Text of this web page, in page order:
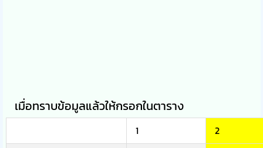
เมื่อทราบข้อมูลแล้วให้กรอกในตาราง
1
2